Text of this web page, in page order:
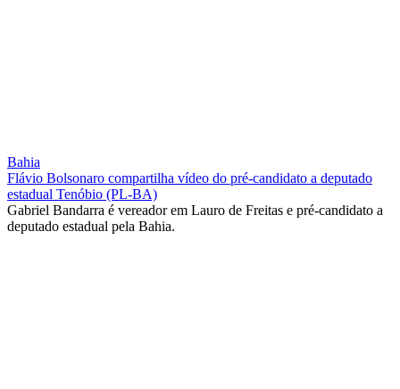
Bahia
Flávio Bolsonaro compartilha vídeo do pré-candidato a deputado
estadual Tenóbio (PL-BA)
Gabriel Bandarra é vereador em Lauro de Freitas e pré-candidato a
deputado estadual pela Bahia.